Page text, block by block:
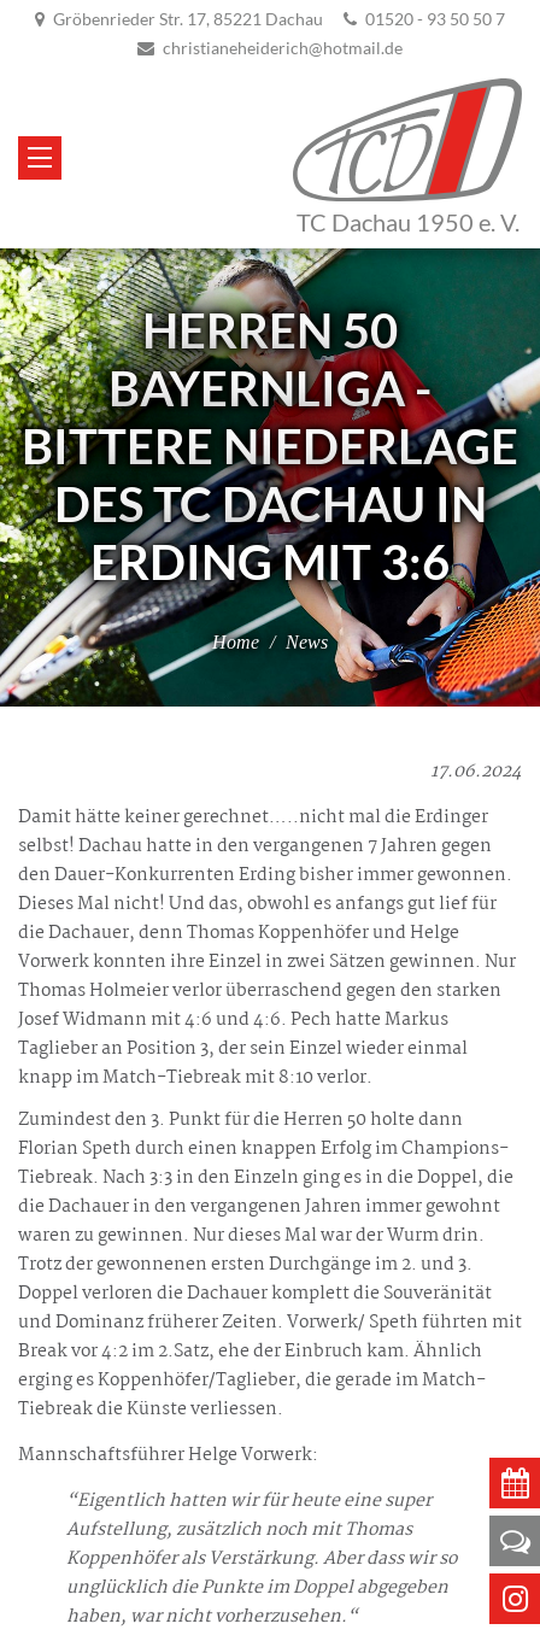
Gröbenrieder Str. 17, 85221 Dachau
01520 - 93 50 50 7
christianeheiderich@hotmail.de
TC Dachau 1950 e. V.
HERREN 50
BAYERNLIGA -
BITTERE NIEDERLAGE
DES TC DACHAU IN
ERDING MIT 3:6
Home / News
17.06.2024
Damit hätte keiner gerechnet…..nicht mal die Erdinger
selbst! Dachau hatte in den vergangenen 7 Jahren gegen
den Dauer-Konkurrenten Erding bisher immer gewonnen.
Dieses Mal nicht! Und das, obwohl es anfangs gut lief für
die Dachauer, denn Thomas Koppenhöfer und Helge
Vorwerk konnten ihre Einzel in zwei Sätzen gewinnen. Nur
Thomas Holmeier verlor überraschend gegen den starken
Josef Widmann mit 4:6 und 4:6. Pech hatte Markus
Taglieber an Position 3, der sein Einzel wieder einmal
knapp im Match-Tiebreak mit 8:10 verlor.
Zumindest den 3. Punkt für die Herren 50 holte dann
Florian Speth durch einen knappen Erfolg im Champions-
Tiebreak. Nach 3:3 in den Einzeln ging es in die Doppel, die
die Dachauer in den vergangenen Jahren immer gewohnt
waren zu gewinnen. Nur dieses Mal war der Wurm drin.
Trotz der gewonnenen ersten Durchgänge im 2. und 3.
Doppel verloren die Dachauer komplett die Souveränität
und Dominanz früherer Zeiten. Vorwerk/ Speth führten mit
Break vor 4:2 im 2.Satz, ehe der Einbruch kam. Ähnlich
erging es Koppenhöfer/Taglieber, die gerade im Match-
Tiebreak die Künste verliessen.
Mannschaftsführer Helge Vorwerk:
“Eigentlich hatten wir für heute eine super
Aufstellung, zusätzlich noch mit Thomas
Koppenhöfer als Verstärkung. Aber dass wir so
unglücklich die Punkte im Doppel abgegeben
haben, war nicht vorherzusehen.“